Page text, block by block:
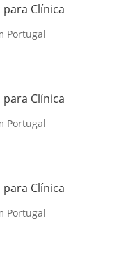
Clínica
Portugal
Clínica
Portugal
Clínica
Portugal